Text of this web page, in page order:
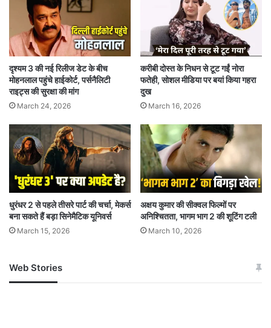
आमिर खान की बधाई
पुष्पा 2 की सफलता पर आमिर खान ने बधाई दी है। आमिर
खान की टीम ने सोशल मीडिया पर एक पोस्ट साझा किया,
जिसमें उन्होंने पुष्पा 2 की पूरी टीम को उनकी ब्लॉकबस्टर
सफलता के लिए बधाई दी। पोस्ट में लिखा था, “फिल्म की
ब्लॉकबस्टर सफलता के लिए आमिर खान प्रोडक्शन की ओर
से पुष्पा 2: द रूल की पूरी टीम को बहुत-बहुत बधाई! आपके
निरंतर सफलता की कामना करता हूं। प्यार, टीम AKP।”
आमिर खान की इस बधाई का अल्लू अर्जुन ने भी जवाब
बहुत-बहुत धन्यवाद। AKP की पूरी टीम को हार्दिक
शुभकामनाएं।”
दृश्यम 3 की नई रिलीज डेट के बीच
मोहनलाल पहुंचे हाईकोर्ट, पर्सनैलिटी
राइट्स की सुरक्षा की मांग
March 24, 2026
करीबी दोस्त के निधन से टूट गईं नोरा
फतेही, सोशल मीडिया पर बयां किया गहरा
दुख
March 16, 2026
धुरंधर 2 से पहले तीसरे पार्ट की चर्चा, मेकर्स
बना सकते हैं बड़ा सिनेमैटिक यूनिवर्स
March 15, 2026
अक्षय कुमार की सीक्वल फिल्मों पर
अनिश्चितता, भागम भाग 2 की शूटिंग टली
March 10, 2026
Web Stories
जम्मू-कश्मीर में बारिश से
अपडेट
खाई में धक्का… आरोपियों ने